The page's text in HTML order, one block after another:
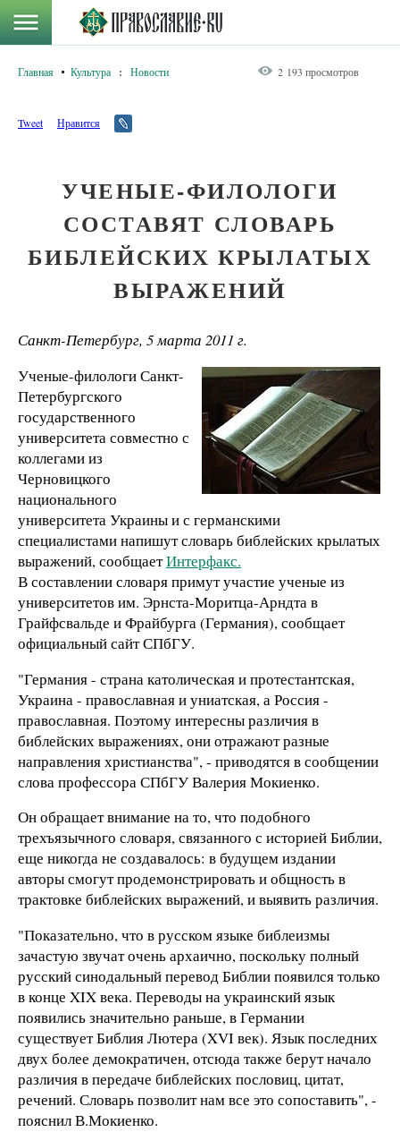
Главная Культура : Новости 2 193 просмотров
Tweet Нравится
УЧЕНЫЕ-ФИЛОЛОГИ
СОСТАВЯТ СЛОВАРЬ
БИБЛЕЙСКИХ КРЫЛАТЫХ
ВЫРАЖЕНИЙ
Санкт-Петербург, 5 марта 2011 г.
Ученые-филологи Санкт-
Петербургского
государственного
университета совместно с
коллегами из
Черновицкого
национального
университета Украины и с германскими
специалистами напишут словарь библейских крылатых
выражений, сообщаетИнтерфакс.
В составлении словаря примут участие ученые из
университетов им. Эрнста-Моритца-Арндта в
Грайфсвальде и Фрайбурга (Германия), сообщает
официальный сайт СПбГУ.
"Германия - страна католическая и протестантская,
Украина - православная и униатская, а Россия -
православная. Поэтому интересны различия в
библейских выражениях, они отражают разные
направления христианства", - приводятся в сообщении
слова профессора СПбГУ Валерия Мокиенко.
Он обращает внимание на то, что подобного
трехъязычного словаря, связанного с историей Библии,
еще никогда не создавалось: в будущем издании
авторы смогут продемонстрировать и общность в
трактовке библейских выражений, и выявить различия.
"Показательно, что в русском языке библеизмы
зачастую звучат очень архаично, поскольку полный
русский синодальный перевод Библии появился только
в конце XIX века. Переводы на украинский язык
появились значительно раньше, в Германии
существует Библия Лютера (XVI век). Язык последних
двух более демократичен, отсюда также берут начало
различия в передаче библейских пословиц, цитат,
речений. Словарь позволит нам все это сопоставить", -
пояснил В.Мокиенко.